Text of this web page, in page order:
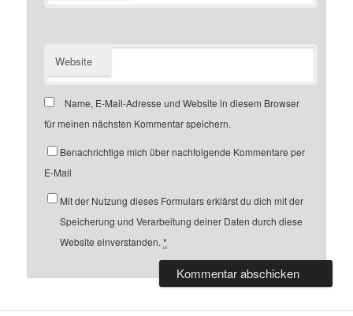
Website
Name, E-Mail-Adresse und Website in diesem Browser
für meinen nächsten Kommentar speichern.
Benachrichtige mich über nachfolgende Kommentare per
E-Mail
Mit der Nutzung dieses Formulars erklärst du dich mit der
Speicherung und Verarbeitung deiner Daten durch diese
Website einverstanden.*